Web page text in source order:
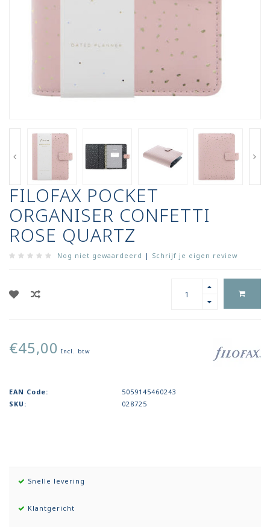
FILOFAX POCKET
ORGANISER CONFETTI
ROSE QUARTZ
Nog niet gewaardeerd | Schrijf je eigen review
€45,00 Incl. btw
EAN Code:
5059145460243
SKU:
028725
Snelle levering
Klantgericht